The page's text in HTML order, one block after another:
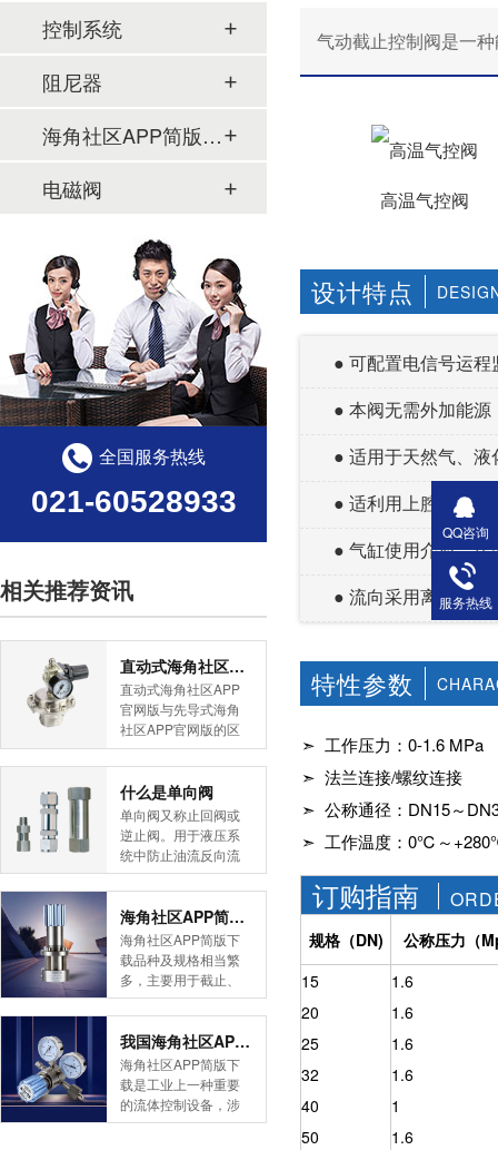
气动截止控制阀是一种
高温气控阀
设计特点
● 可配置电信号运程
● 本阀无需外加能源
● 适用于天然气、液
● 适利用上腔进气或
● 气缸使用介质：压
● 流向采用离进低
特性参数
➣ 工作压力：0-1.6 MPa
➣ 法兰连接/螺纹连接
➣ 公称通径：DN15～
➣ 工作温度：0℃～
订购指南
规格（DN)
公称压力（
15
20
25
32
40
50
1.6
1.6
1.6
1.6
1
1.6
控制系统
阻尼器
海角社区APP简版下载及管件
电磁阀
全国服务热线
021-60528933
相关推荐资讯
直动式海角社区APP官网版与先导式海角社区APP官网版的区别
直动式海角社区APP
官网版与先导式海角
社区APP官网版的区
别是什么？HJBA8海
角论坛海角社区APP
简版下载告诉您！先
导式海角社区APP官
网版是采用控制阀体
内的启闭件的开度来
调节介质的流量，将
介质的压力降低，同
时借助阀后压力的作
用调节启闭件的开
度，使阀后压力保持
在一定范围内，在进
口压力不断变化的情
在设定的范围内，保
护其后的生活生产器
具。本类海角社区
APP简版下载在管......
什么是单向阀
单向阀又称止回阀或
逆止阀。用于液压系
统中防止油流反向流
动,或者用于气动系统
中防止压缩空气逆向
流动。今天HJBA8海
角论坛海角社区APP
简版下载为您介绍一
下什么是单向阀。
一、简介单向阀有直
通式和直角式两种。
直通式单向阀用螺纹
连接安装在管路上。
直角式单向阀有螺纹
连接、板式连接和法
兰连接三种形式。液
海角社区APP简版下载的维护保养方式有哪些
海角社区APP简版下
载品种及规格相当繁
多，主要用于截止、
导流、稳压、分流
等，用途广泛。正确
和有序有效的维护保
养会保护海角社区
APP简版下载，使海
角社区APP简版下载
正常发挥功能并且延
我国海角社区APP简版下载市场的现状及前景如何
海角社区APP简版下
载是工业上一种重要
的流体控制设备，涉
及到国民经济诸多部
QQ咨询
服务热线